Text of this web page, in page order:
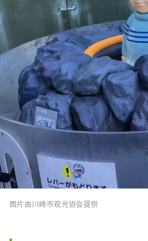
图片由川崎市观光协会提供